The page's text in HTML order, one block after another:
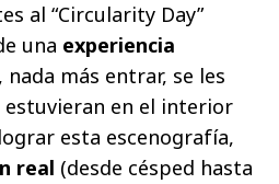
al “Circularity Day”
una experiencia
nada más entrar, se les
estuvieran en el interior
esta escenografía,
real (desde césped hasta